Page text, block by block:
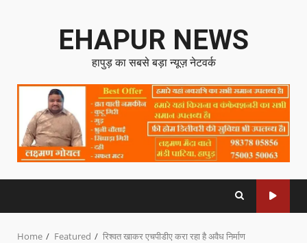
EHAPUR NEWS
हापुड़ का सबसे बड़ा न्यूज़ नेटवर्क
Home Featured रिश्वत खाकर एचपीडीए करा रहा है अवैध निर्माण